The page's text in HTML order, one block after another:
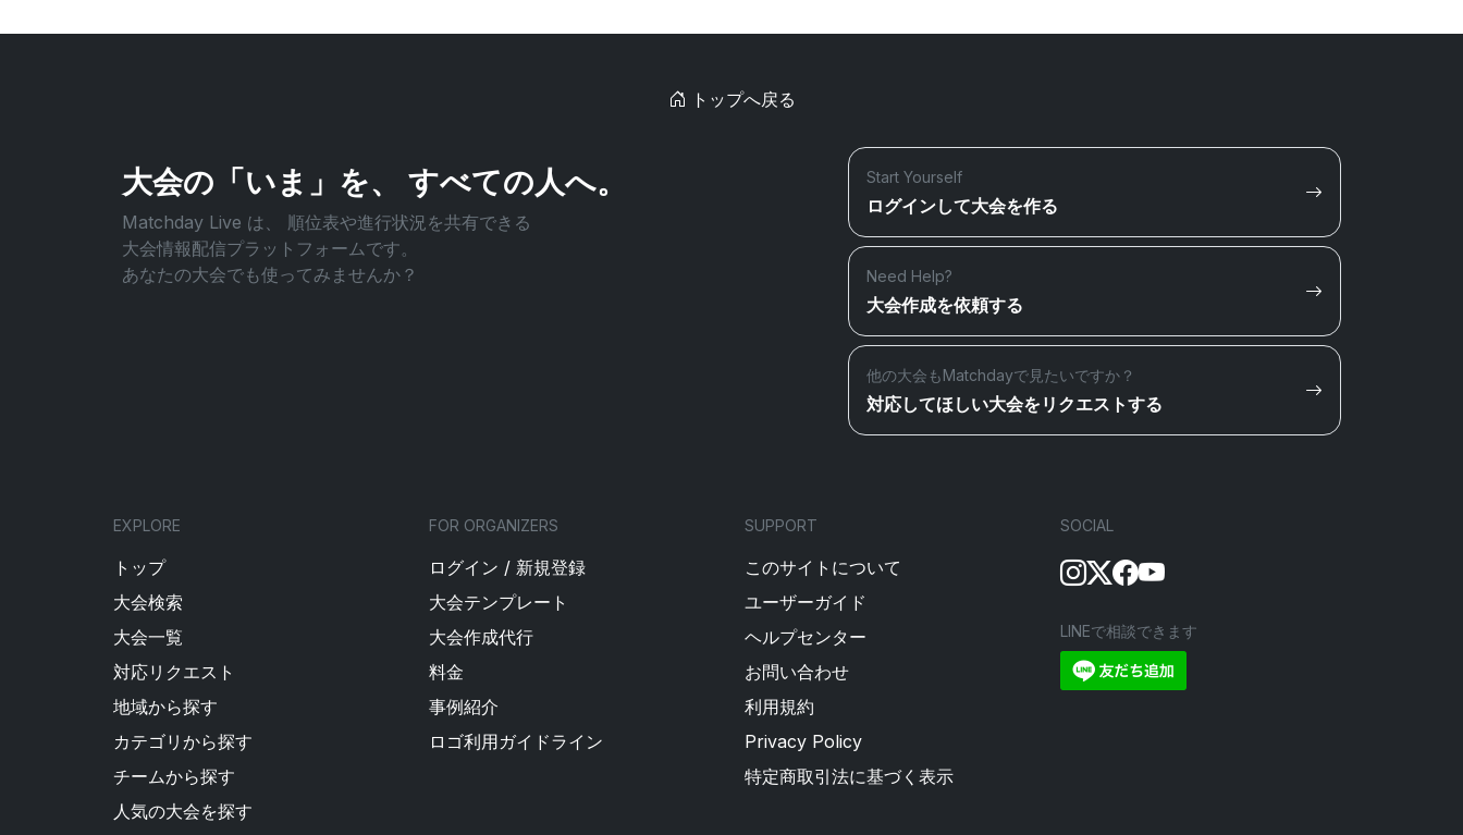
トップへ戻る
大会の「いま」を、 すべての人へ。
Matchday Live は、 順位表や進行状況を共有できる
大会情報配信プラットフォームです。
あなたの大会でも使ってみませんか？
Start Yourself
ログインして大会を作る
Need Help?
大会作成を依頼する
他の大会もMatchdayで見たいですか？
対応してほしい大会をリクエストする
EXPLORE
トップ
大会検索
大会一覧
対応リクエスト
地域から探す
カテゴリから探す
チームから探す
人気の大会を探す
FOR ORGANIZERS
ログイン / 新規登録
大会テンプレート
大会作成代行
料金
事例紹介
ロゴ利用ガイドライン
SUPPORT
このサイトについて
ユーザーガイド
ヘルプセンター
お問い合わせ
利用規約
Privacy Policy
特定商取引法に基づく表示
SOCIAL
LINEで相談できます